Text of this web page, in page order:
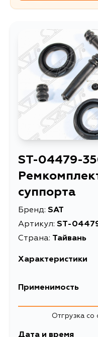
ST-04479-
суппорта
Бренд: SAT
Артикул: ST-
Страна: Тайвань
Характеристики
Описание
Расширенное
Применимость
Toyota
Кузов
Отгрузка со
Дата и время